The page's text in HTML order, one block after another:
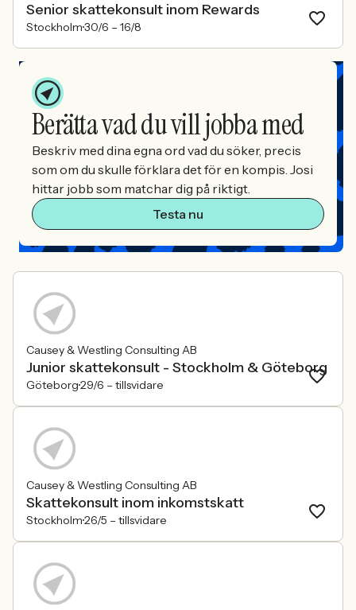
Senior skattekonsult inom Rewards
Stockholm30/6 – 16/8
Berätta vad du vill jobba med
Beskriv med dina egna ord vad du söker, precis
som om du skulle förklara det för en kompis. Josi
hittar jobb som matchar dig på riktigt.
Testa nu
Causey & Westling Consulting AB
Junior skattekonsult - Stockholm & Göteborg
Göteborg29/6 – tillsvidare
Causey & Westling Consulting AB
Skattekonsult inom inkomstskatt
Stockholm26/5 – tillsvidare